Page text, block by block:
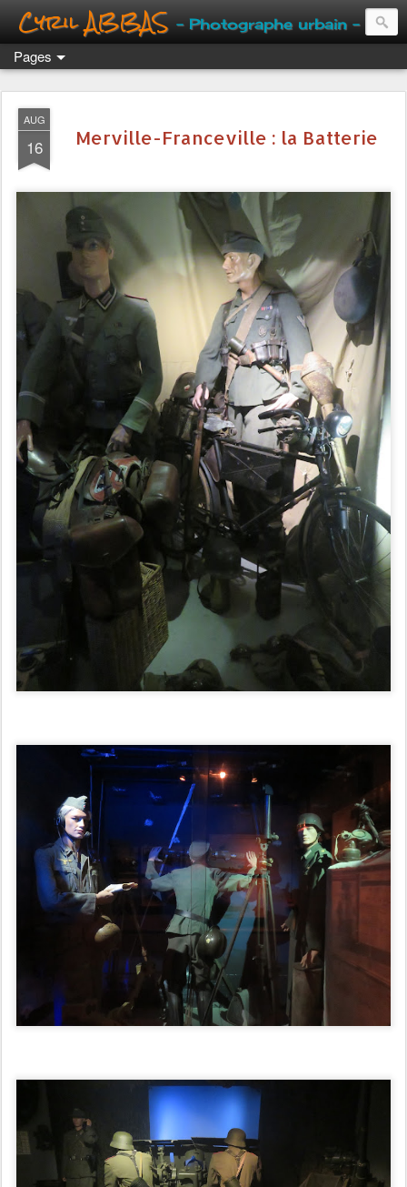
Cyril ABBAS - Photographe urbain -
Pages
AUG
16 Merville-Franceville : la Batterie